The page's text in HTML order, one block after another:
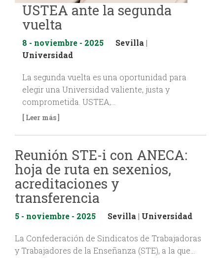
USTEA ante la segunda
vuelta
8 - noviembre - 2025 Sevilla |
Universidad
La segunda vuelta es una oportunidad para
elegir una Universidad valiente, justa y
comprometida. USTEA,…
[ Leer más ]
Reunión STE-i con ANECA:
hoja de ruta en sexenios,
acreditaciones y
transferencia
5 - noviembre - 2025 Sevilla | Universidad
La Confederación de Sindicatos de Trabajadoras
y Trabajadores de la Enseñanza (STE), a la que…